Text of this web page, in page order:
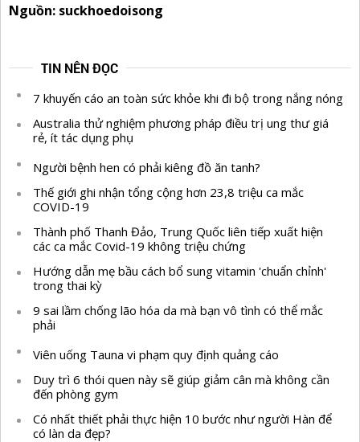
Nguồn: suckhoedoisong
TIN NÊN ĐỌC
7 khuyến cáo an toàn sức khỏe khi đi bộ trong nắng nóng
Australia thử nghiệm phương pháp điều trị ung thư giá
rẻ, ít tác dụng phụ
Người bệnh hen có phải kiêng đồ ăn tanh?
Thế giới ghi nhận tổng cộng hơn 23,8 triệu ca mắc
COVID-19
Thành phố Thanh Đảo, Trung Quốc liên tiếp xuất hiện
các ca mắc Covid-19 không triệu chứng
Hướng dẫn mẹ bầu cách bổ sung vitamin 'chuẩn chỉnh'
trong thai kỳ
9 sai lầm chống lão hóa da mà bạn vô tình có thể mắc
phải
Viên uống Tauna vi phạm quy định quảng cáo
Duy trì 6 thói quen này sẽ giúp giảm cân mà không cần
đến phòng gym
Có nhất thiết phải thực hiện 10 bước như người Hàn để
có làn da đẹp?